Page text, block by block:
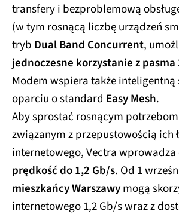
transfery i bezproblemową
(w tym rosnącą liczbę urządzeń
tryb Dual Band Concurrent,
jednoczesne korzystanie z pasma
Modem wspiera także inteligentną
oparciu o standard Easy Mesh.
Aby sprostać rosnącym
związanym z przepustowością ich
internetowego, Vectra
prędkość do 1,2 Gb/s. Od 1
mieszkańcy Warszawymogą
internetowego 1,2 Gb/s wraz z